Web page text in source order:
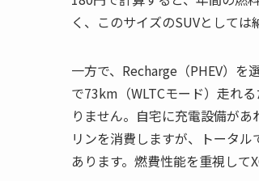
く、このサイズのSUVとしては
一方で、Recharge（PHEV）を
で73km（WLTCモード）走れ
りません。自宅に充電設備が
リンを消費しますが、トータ
あります。燃費性能を重視して